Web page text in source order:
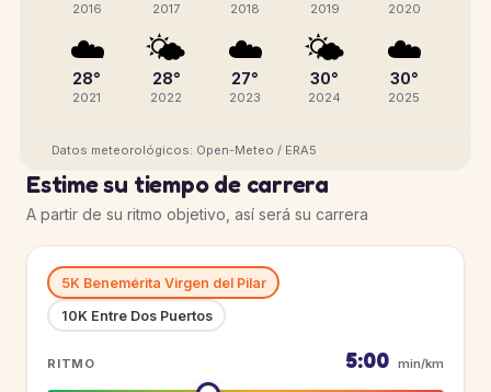
2016 2017 2018 2019 2020
☁️
28°
2021
🌤️
28°
2022
☁️
27°
2023
🌤️
30°
2024
☁️
30°
2025
Datos meteorológicos: Open-Meteo / ERA5
Estime su tiempo de carrera
A partir de su ritmo objetivo, así será su carrera
5K Benemérita Virgen del Pilar
10K Entre Dos Puertos
RITMO 5:00 min/km